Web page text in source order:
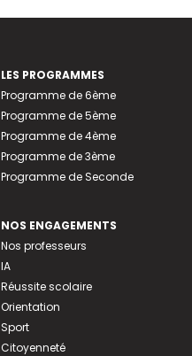
LES PROGRAMMES
Programme de 6ème
Programme de 5ème
Programme de 4ème
Programme de 3ème
Programme de Seconde
NOS ENGAGEMENTS
Nos professeurs
IA
Réussite scolaire
Orientation
Sport
Citoyenneté